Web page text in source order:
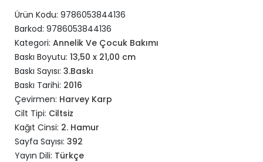
Ürün Kodu: 9786053844136
Barkod: 9786053844136
Kategori: Annelik Ve Çocuk Bakımı
Baskı Boyutu: 13,50 x 21,00 cm
Baskı Sayısı: 3.Baskı
Baskı Tarihi: 2016
Çevirmen: Harvey Karp
Cilt Tipi: Ciltsiz
Kağıt Cinsi: 2. Hamur
Sayfa Sayısı: 392
Yayın Dili: Türkçe